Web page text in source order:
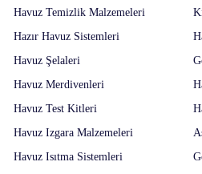
Havuz Temizlik Malzemeleri
Hazır Havuz Sistemleri
Havuz Şelaleri
Havuz Merdivenleri
Havuz Test Kitleri
Havuz Izgara Malzemeleri
Havuz Isıtma Sistemleri